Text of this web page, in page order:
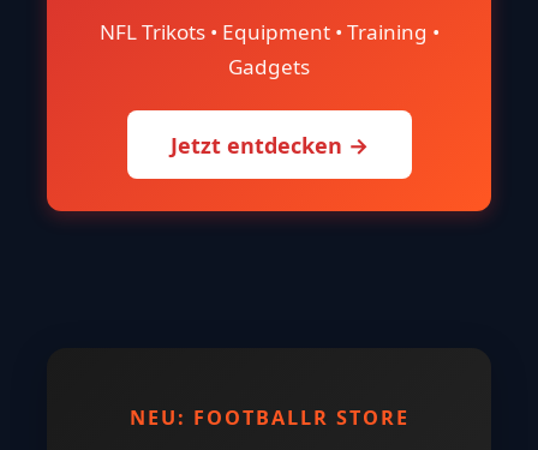
NFL Trikots • Equipment • Training •
Gadgets
Jetzt entdecken →
NEU: FOOTBALLR STORE